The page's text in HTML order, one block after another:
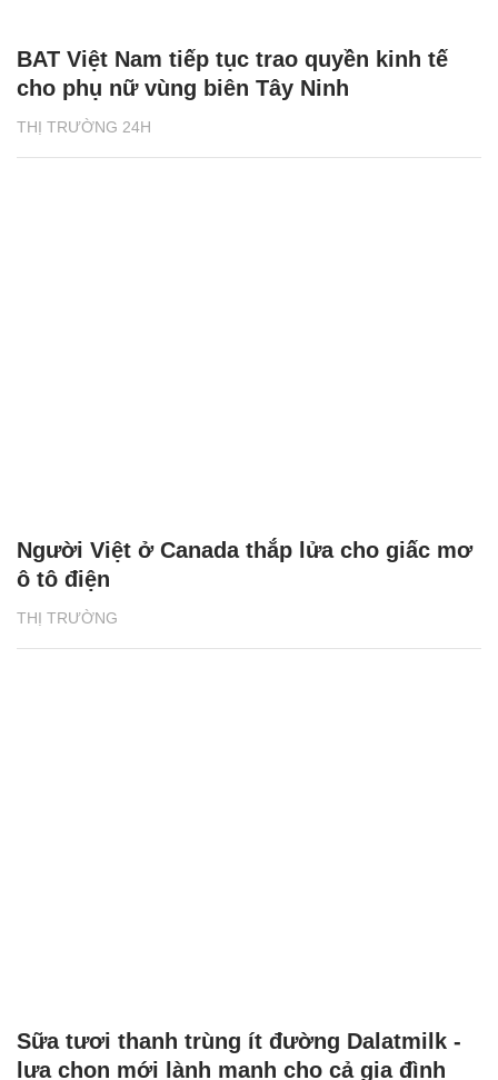
THỊ TRƯỜNG 24H
BAT Việt Nam tiếp tục trao quyền kinh tế
cho phụ nữ vùng biên Tây Ninh
THỊ TRƯỜNG
Người Việt ở Canada thắp lửa cho giấc mơ
ô tô điện
Sữa tươi thanh trùng ít đường Dalatmilk -
lựa chọn mới lành mạnh cho cả gia đình